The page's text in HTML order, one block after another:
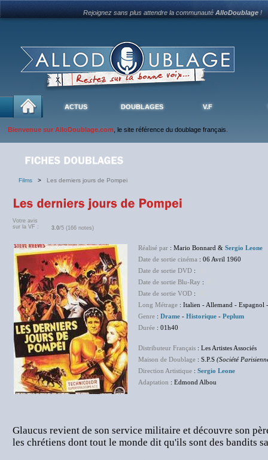
Rejoignez sans plus attendre la communautéAlloDoublage !
ACTUS DOUBLAGES V.F
Bienvenue sur AlloDoublage.com , le site référence du doublage français.
Films > Les derniers jours de Pompei
Votre avis
sur la VF :
3.0/5 (166 notes)
Réalisé par : Mario Bonnard & Sergio Leone
Date de sortie cinéma : 06 Avril 1960
Date de sortie DVD :
Date de sortie Blu-Ray :
Date de sortie VOD :
Long Métrage : Italien - Allemand - Espagnol
Genre : Drame - Historique - Peplum
Durée : 01h40
Distributeur Français : Les Artistes Associés
Maison de Doublage : S.P.S (Société
Direction Artistique : Sergio Leone
Adaptation : Edmond Albou
Glaucus revient de son service militaire et découvre son
les chrétiens dont tout le monde dit qu'ils sont des bandits